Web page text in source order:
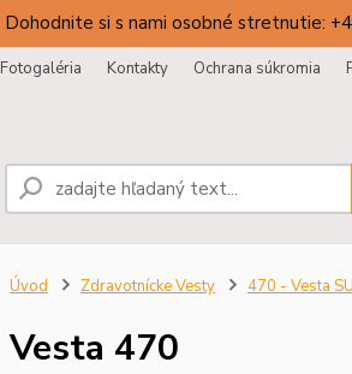
Dohodnite si s nami osobné stretnutie:
Fotogaléria Kontakty Ochrana súkromia
Úvod Zdravotnícke Vesty 470 - Vesta
Vesta 470